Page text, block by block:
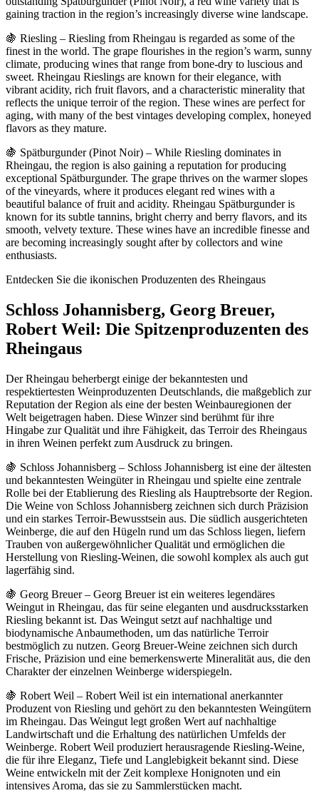
gaining traction in the region’s increasingly diverse wine landscape.
🍇 Riesling – Riesling from Rheingau is regarded as some of the
finest in the world. The grape flourishes in the region’s warm, sunny
climate, producing wines that range from bone-dry to luscious and
sweet. Rheingau Rieslings are known for their elegance, with
vibrant acidity, rich fruit flavors, and a characteristic minerality that
reflects the unique terroir of the region. These wines are perfect for
aging, with many of the best vintages developing complex, honeyed
flavors as they mature.
🍇 Spätburgunder (Pinot Noir) – While Riesling dominates in
Rheingau, the region is also gaining a reputation for producing
exceptional Spätburgunder. The grape thrives on the warmer slopes
of the vineyards, where it produces elegant red wines with a
beautiful balance of fruit and acidity. Rheingau Spätburgunder is
known for its subtle tannins, bright cherry and berry flavors, and its
smooth, velvety texture. These wines have an incredible finesse and
are becoming increasingly sought after by collectors and wine
enthusiasts.
Entdecken Sie die ikonischen Produzenten des Rheingaus
Schloss Johannisberg, Georg Breuer,
Robert Weil: Die Spitzenproduzenten des
Rheingaus
Der Rheingau beherbergt einige der bekanntesten und
respektiertesten Weinproduzenten Deutschlands, die maßgeblich zur
Reputation der Region als eine der besten Weinbauregionen der
Welt beigetragen haben. Diese Winzer sind berühmt für ihre
Hingabe zur Qualität und ihre Fähigkeit, das Terroir des Rheingaus
in ihren Weinen perfekt zum Ausdruck zu bringen.
🍇 Schloss Johannisberg – Schloss Johannisberg ist eine der ältesten
und bekanntesten Weingüter in Rheingau und spielte eine zentrale
Rolle bei der Etablierung des Riesling als Hauptrebsorte der Region.
Die Weine von Schloss Johannisberg zeichnen sich durch Präzision
und ein starkes Terroir-Bewusstsein aus. Die südlich ausgerichteten
Weinberge, die auf den Hügeln rund um das Schloss liegen, liefern
Trauben von außergewöhnlicher Qualität und ermöglichen die
Herstellung von Riesling-Weinen, die sowohl komplex als auch gut
lagerfähig sind.
🍇 Georg Breuer – Georg Breuer ist ein weiteres legendäres
Weingut in Rheingau, das für seine eleganten und ausdrucksstarken
Riesling bekannt ist. Das Weingut setzt auf nachhaltige und
biodynamische Anbaumethoden, um das natürliche Terroir
bestmöglich zu nutzen. Georg Breuer-Weine zeichnen sich durch
Frische, Präzision und eine bemerkenswerte Mineralität aus, die den
Charakter der einzelnen Weinberge widerspiegeln.
🍇 Robert Weil – Robert Weil ist ein international anerkannter
Produzent von Riesling und gehört zu den bekanntesten Weingütern
im Rheingau. Das Weingut legt großen Wert auf nachhaltige
Landwirtschaft und die Erhaltung des natürlichen Umfelds der
Weinberge. Robert Weil produziert herausragende Riesling-Weine,
die für ihre Eleganz, Tiefe und Langlebigkeit bekannt sind. Diese
Weine entwickeln mit der Zeit komplexe Honignoten und ein
intensives Aroma, das sie zu Sammlerstücken macht.